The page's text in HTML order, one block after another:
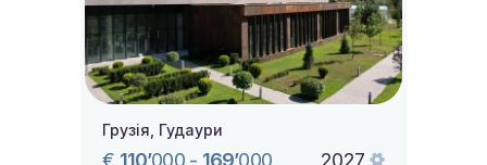
Грузія, Гудаури
€ 110’000 - 169’000 2027